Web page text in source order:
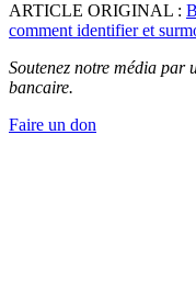
ARTICLE ORIGINAL :
comment identifier et
Soutenez notre média
bancaire.
Faire un don